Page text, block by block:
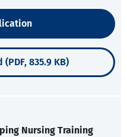
835.9 KB)
Nursing Training